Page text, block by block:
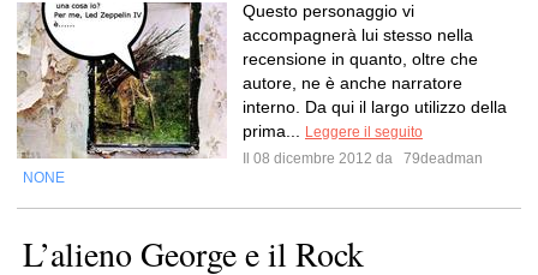
Questo personaggio vi
accompagnerà lui stesso nella
recensione in quanto, oltre che
autore, ne è anche narratore
interno. Da qui il largo utilizzo della
prima...
Leggere il seguito
Il 08 dicembre 2012 da
79deadman
NONE
L’alieno George e il Rock